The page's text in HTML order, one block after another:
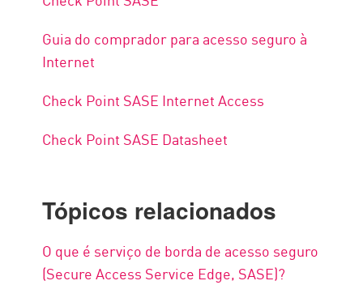
Guia do comprador para acesso seguro à
Internet
Check Point SASE Internet Access
Check Point SASE Datasheet
Tópicos relacionados
O que é serviço de borda de acesso seguro
(Secure Access Service Edge, SASE)?